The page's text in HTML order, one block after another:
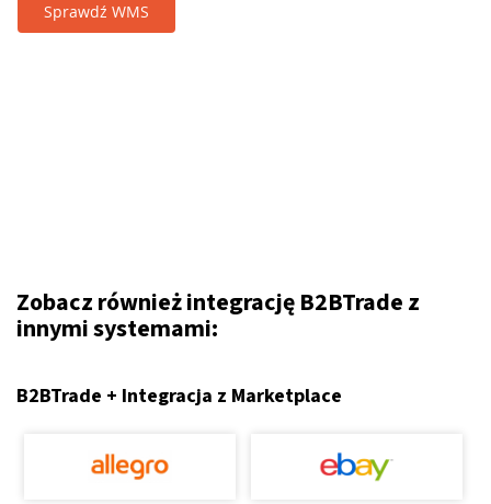
Sprawdź WMS
Zobacz również integrację B2BTrade z
innymi systemami:
B2BTrade + Integracja z Marketplace